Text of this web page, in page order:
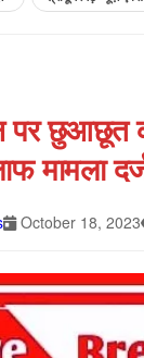
पर छुआछूत
मामला
October 18, 2023